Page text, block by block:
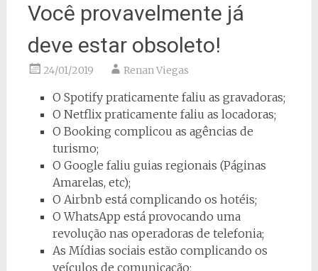
Você provavelmente já
deve estar obsoleto!
24/01/2019 Renan Viegas
O Spotify praticamente faliu as gravadoras;
O Netflix praticamente faliu as locadoras;
O Booking complicou as agências de
turismo;
O Google faliu guias regionais (Páginas
Amarelas, etc);
O Airbnb está complicando os hotéis;
O WhatsApp está provocando uma
revolução nas operadoras de telefonia;
As Mídias sociais estão complicando os
veículos de comunicação;